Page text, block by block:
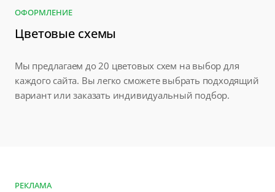
ОФОРМЛЕНИЕ
Цветовые схемы
Мы предлагаем до 20 цветовых схем на выбор для
каждого сайта. Вы легко сможете выбрать подходящий
вариант или заказать индивидуальный подбор.
РЕКЛАМА